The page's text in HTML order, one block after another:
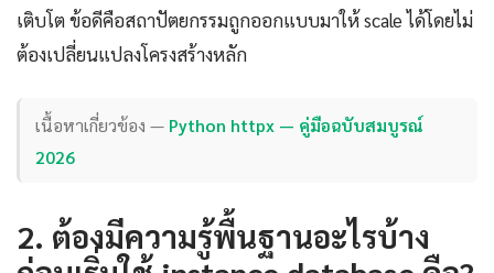
เติบโต ข้อดีคือสถาปัตยกรรมถูกออกแบบมาให้ scale ได้โดยไม่
ต้องเปลี่ยนแปลงโครงสร้างหลัก
เนื้อหาเกี่ยวข้อง — Python httpx — คู่มือฉบับสมบูรณ์
2026
2. ต้องมีความรู้พื้นฐานอะไรบ้าง